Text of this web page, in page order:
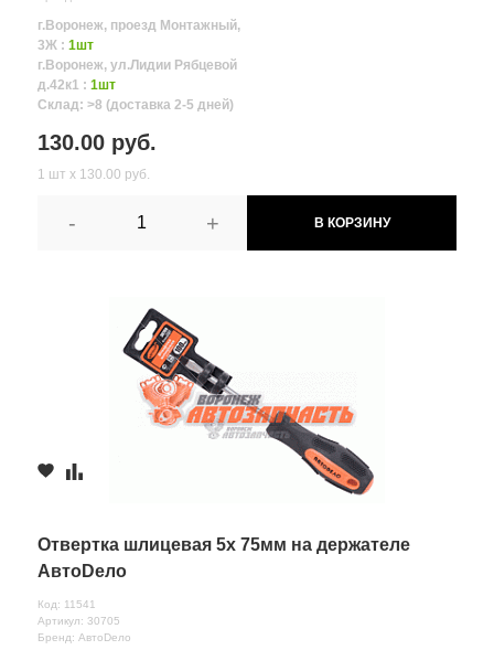
г.Воронеж, проезд Монтажный,
3Ж : 1шт
г.Воронеж, ул.Лидии Рябцевой
д.42к1 : 1шт
Склад: >8 (доставка 2-5 дней)
130.00 руб.
1 шт х 130.00 руб.
- + В КОРЗИНУ
Отвертка шлицевая 5х 75мм на держателе
АвтоDело
Код: 11541
Артикул: 30705
Бренд: АвтоDело